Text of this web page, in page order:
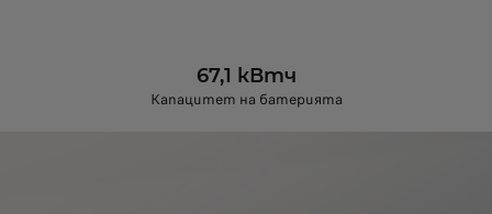
67,1 кВтч
Капацитет на батерията